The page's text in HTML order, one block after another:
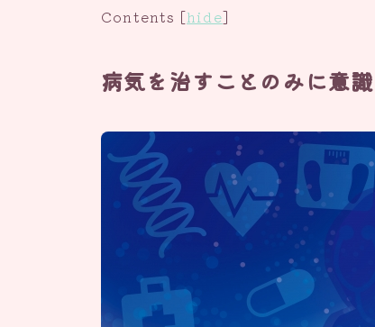
Contents [hide]
病気を治すことのみに意